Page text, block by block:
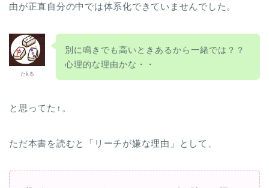
由が正直自分の中では体系化できていませんでした。
たkる
別に鳴きでも高いときあるから一緒では？？
心理的な理由かな・・
と思ってた↑。
ただ本書を読むと「リーチが嫌な理由」として、